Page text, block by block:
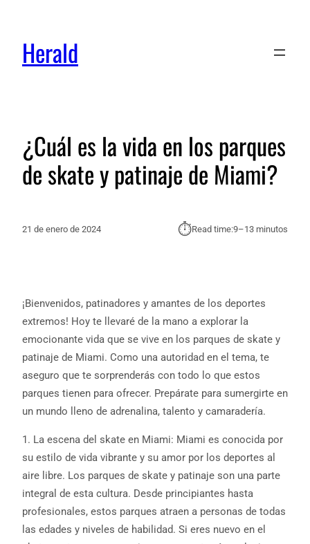
Herald
¿Cuál es la vida en los parques
de skate y patinaje de Miami?
21 de enero de 2024 ⏱︎Read time:9–13 minutos
¡Bienvenidos, patinadores y amantes de los deportes
extremos! Hoy te llevaré de la mano a explorar la
emocionante vida que se vive en los parques de skate y
patinaje de Miami. Como una autoridad en el tema, te
aseguro que te sorprenderás con todo lo que estos
parques tienen para ofrecer. Prepárate para sumergirte en
un mundo lleno de adrenalina, talento y camaradería.
1. La escena del skate en Miami: Miami es conocida por
su estilo de vida vibrante y su amor por los deportes al
aire libre. Los parques de skate y patinaje son una parte
integral de esta cultura. Desde principiantes hasta
profesionales, estos parques atraen a personas de todas
las edades y niveles de habilidad. Si eres nuevo en el